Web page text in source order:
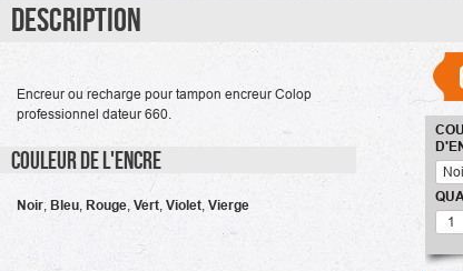
Description
Encreur ou recharge pour tampon encreur Colop
professionnel dateur 660.
Couleur de l'encre
Noir, Bleu, Rouge, Vert, Violet, Vierge